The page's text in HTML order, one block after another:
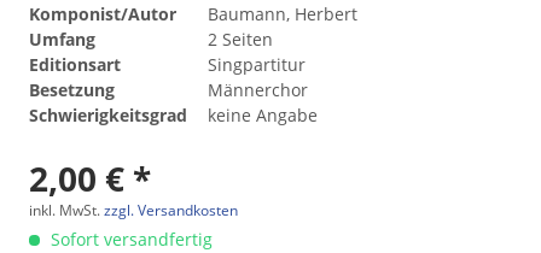
Komponist/Autor
Baumann, Herbert
Umfang
2 Seiten
Editionsart
Singpartitur
Besetzung
Männerchor
Schwierigkeitsgrad
keine Angabe
2,00 € *
inkl. MwSt.zzgl. Versandkosten
Sofort versandfertig